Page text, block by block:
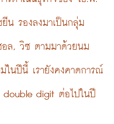
น รองลงมาเป็นกลุ่ม
อล, วิซ ตามมาด้วยนม
ม่ในปีนี้ เรายังคงคาดการณ์
double digit ต่อไปในปี